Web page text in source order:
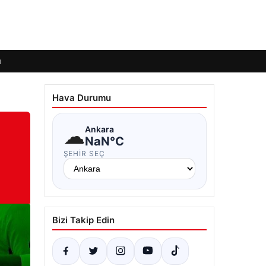
Hava Durumu
☁Ankara
NaN°C
ŞEHIR SEÇ
Bizi Takip Edin